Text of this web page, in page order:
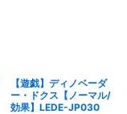
【遊戯】ディノベーダ
ー・ドクス【ノーマル/
効果】LEDE-JP030